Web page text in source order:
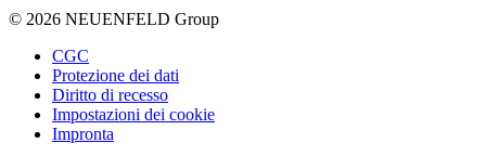
© 2026 NEUENFELD Group
CGC
Protezione dei dati
Diritto di recesso
Impostazioni dei cookie
Impronta